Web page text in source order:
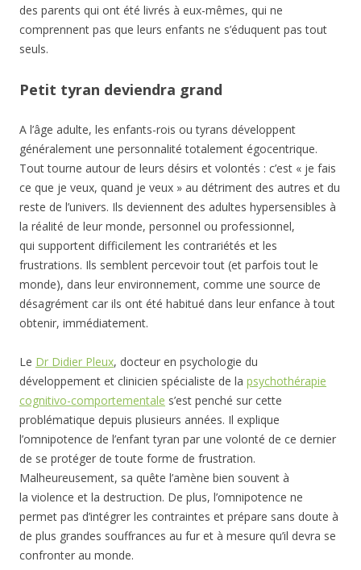
des parents qui ont été livrés à eux-mêmes, qui ne
comprennent pas que leurs enfants ne s’éduquent pas tout
seuls.
Petit tyran deviendra grand
A l’âge adulte, les enfants-rois ou tyrans développent
généralement une personnalité totalement égocentrique.
Tout tourne autour de leurs désirs et volontés : c’est « je fais
ce que je veux, quand je veux » au détriment des autres et du
reste de l’univers. Ils deviennent des adultes hypersensibles à
la réalité de leur monde, personnel ou professionnel,
qui supportent difficilement les contrariétés et les
frustrations. Ils semblent percevoir tout (et parfois tout le
monde), dans leur environnement, comme une source de
désagrément car ils ont été habitué dans leur enfance à tout
obtenir, immédiatement.
Le Dr Didier Pleux, docteur en psychologie du
développement et clinicien spécialiste de la psychothérapie
cognitivo-comportementale s’est penché sur cette
problématique depuis plusieurs années. Il explique
l’omnipotence de l’enfant tyran par une volonté de ce dernier
de se protéger de toute forme de frustration.
Malheureusement, sa quête l’amène bien souvent à
la violence et la destruction. De plus, l’omnipotence ne
permet pas d’intégrer les contraintes et prépare sans doute à
de plus grandes souffrances au fur et à mesure qu’il devra se
confronter au monde.